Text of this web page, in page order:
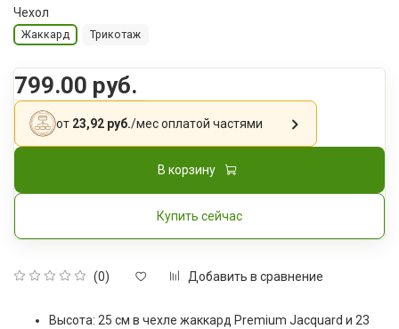
(0) Добавить в сравнение
Чехол
Жаккард Трикотаж
799.00 руб.
от 23,92 руб./месоплатой частями
В корзину
Купить сейчас
Высота: 25 см в чехле жаккард Premium Jacquard и 23